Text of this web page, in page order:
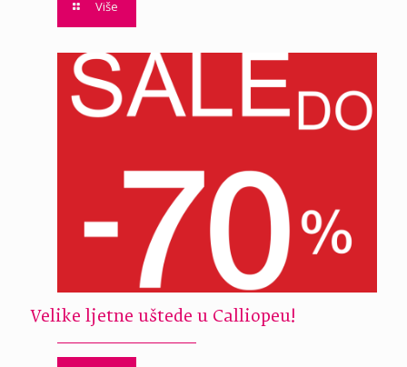
Više
Velike ljetne uštede u Calliopeu!